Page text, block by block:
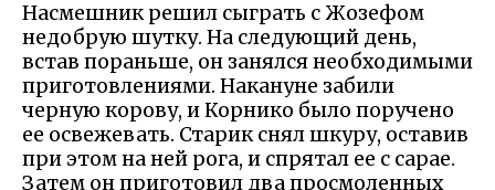
Насмешник решил сыграть с Жозефом
недобрую шутку. На следующий день,
встав пораньше, он занялся необходимыми
приготовлениями. Накануне забили
черную корову, и Корнико было поручено
ее освежевать. Старик снял шкуру, оставив
при этом на ней рога, и спрятал ее с сарае.
Затем он приготовил два просмоленных